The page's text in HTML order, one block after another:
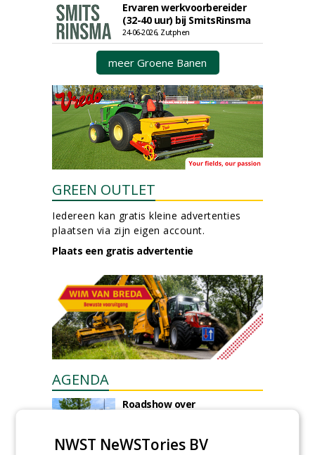
Ervaren werkvoorbereider
(32-40 uur) bij SmitsRinsma
24-06-2026, Zutphen
meer Groene Banen
GREEN OUTLET
Iedereen kan gratis kleine advertenties
plaatsen via zijn eigen account.
Plaats een gratis advertentie
AGENDA
Roadshow over
woensdag 12 augustus 2026
NWST NeWSTories BV